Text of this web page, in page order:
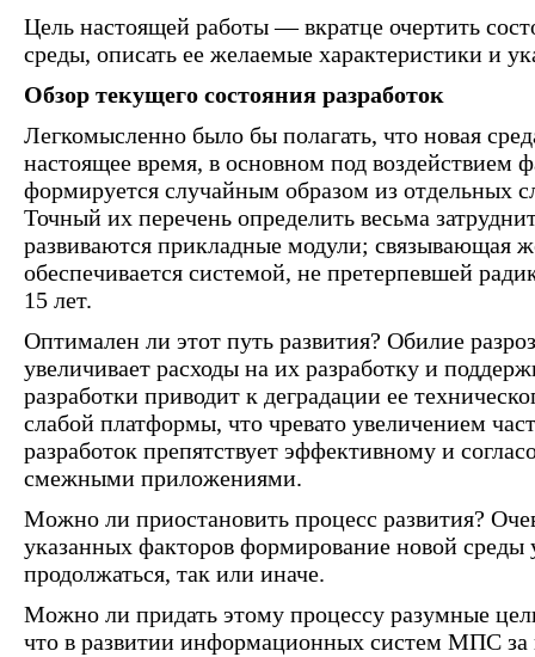
Цель настоящей работы — вкратце очертить
среды, описать ее желаемые характеристики и
Обзор текущего состояния разработок
Легкомысленно было бы полагать, что новая
настоящее время, в основном под воздействием
формируется случайным образом из отдельных
Точный их перечень определить весьма
развиваются прикладные модули; связывающая
обеспечивается системой, не претерпевшей
15 лет.
Оптимален ли этот путь развития? Обилие
увеличивает расходы на их разработку и
разработки приводит к деградации ее
слабой платформы, что чревато увеличением
разработок препятствует эффективному и
смежными приложениями.
Можно ли приостановить процесс развития?
указанных факторов формирование новой среды
продолжаться, так или иначе.
Можно ли придать этому процессу разумные
что в развитии информационных систем МПС за